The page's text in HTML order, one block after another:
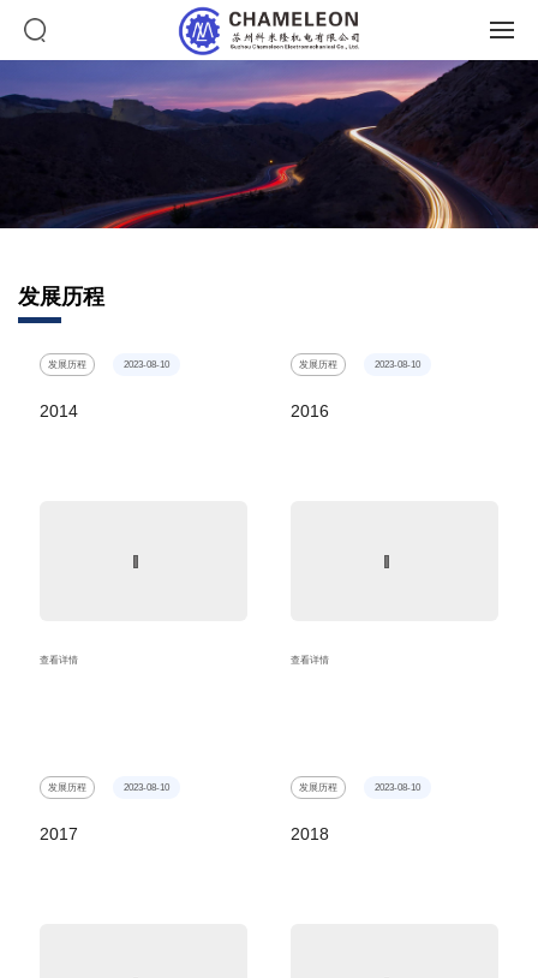
发展历程
发展历程 2023-08-10
2014
查看详情
发展历程 2023-08-10
2016
查看详情
发展历程 2023-08-10
2017
发展历程 2023-08-10
2018